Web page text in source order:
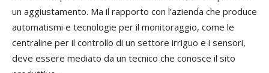
un aggiustamento. Ma il rapporto con l’azienda che produce
automatismi e tecnologie per il monitoraggio, come le
centraline per il controllo di un settore irriguo e i sensori,
deve essere mediato da un tecnico che conosce il sito